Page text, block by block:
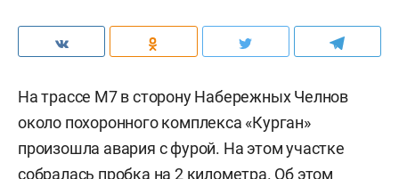
На трассе М7 в сторону Набережных Челнов
около похоронного комплекса «Курган»
произошла авария с фурой. На этом участке
собралась пробка на 2 километра. Об этом